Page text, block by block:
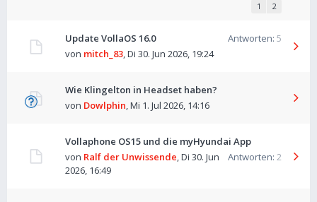
1 2
Update VollaOS 16.0 Antworten: 5
von mitch_83,Di 30. Jun 2026, 19:24
Wie Klingelton in Headset haben?
von Dowlphin,Mi 1. Jul 2026, 14:16
Vollaphone OS15 und die myHyundai App
Antworten: 2
von Ralf der Unwissende,Di 30. Jun
2026, 16:49